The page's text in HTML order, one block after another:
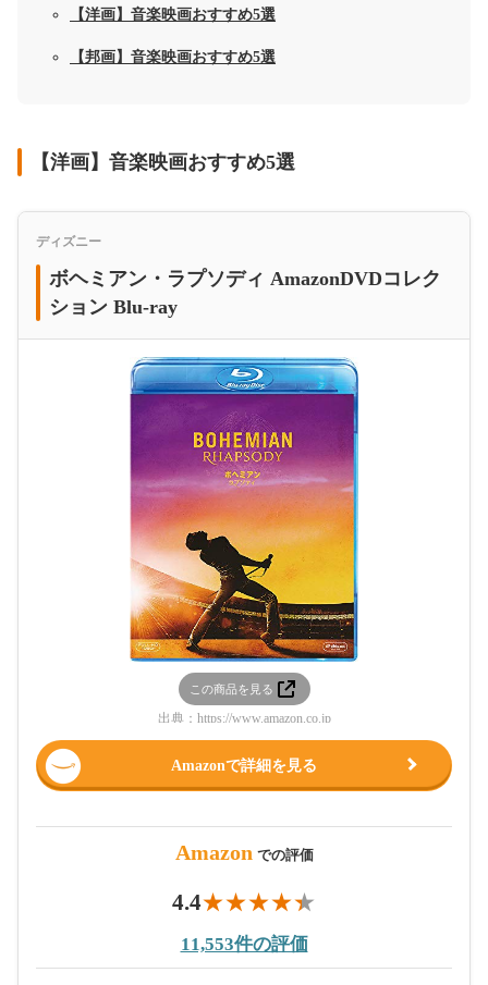
【洋画】音楽映画おすすめ5選
【邦画】音楽映画おすすめ5選
【洋画】音楽映画おすすめ5選
ディズニー
ボヘミアン・ラプソディ AmazonDVDコレク
ション Blu-ray
この商品を見る
出典： https://www.amazon.co.jp
Amazonで詳細を見る
Amazon での評価
4.4
11,553件の評価